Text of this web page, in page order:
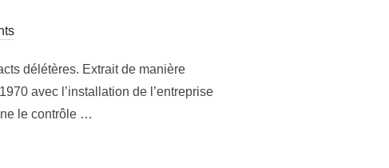
délétères. Extrait de manière
avec l’installation de l’entreprise
le contrôle …
HUMAINS EN COLOMBIE »